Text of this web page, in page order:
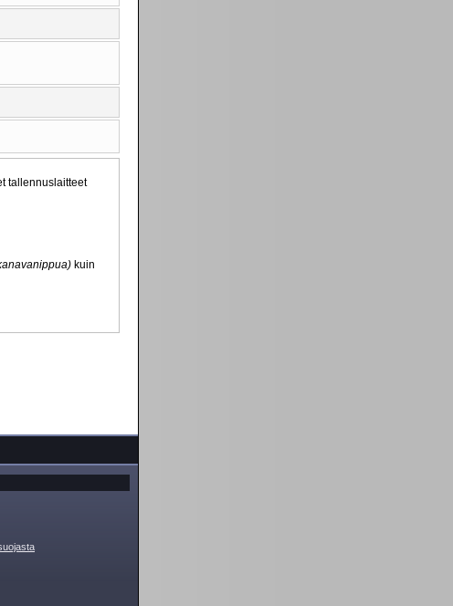
tallennuslaitteet
kuin